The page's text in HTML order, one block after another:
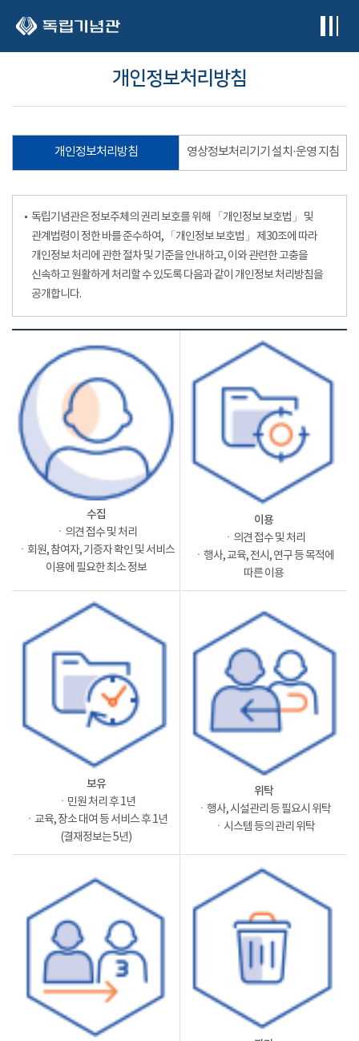
개인정보처리방침
개인정보처리방침 영상정보처리기기 설치·운영 지침
독립기념관은 정보주체의 권리 보호를 위해 「개인정보 보호법」 및
관계법령이 정한 바를 준수하여, 「개인정보 보호법」 제30조에 따라
개인정보 처리에 관한 절차 및 기준을 안내하고, 이와 관련한 고충을
신속하고 원활하게 처리할 수 있도록 다음과 같이 개인정보 처리방침을
공개합니다.
수집
ㆍ의견 접수 및 처리
ㆍ회원, 참여자, 기증자 확인 및 서비스
이용에 필요한 최소 정보
이용
ㆍ의견 접수 및 처리
ㆍ행사, 교육, 전시, 연구 등 목적에
따른 이용
보유
ㆍ민원 처리 후 1년
ㆍ교육, 장소 대여 등 서비스 후 1년
(결재정보는 5년)
위탁
ㆍ행사, 시설관리 등 필요시 위탁
ㆍ시스템 등의 관리 위탁